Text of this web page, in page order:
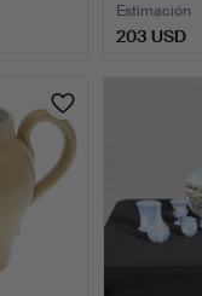
Estimación
203 USD